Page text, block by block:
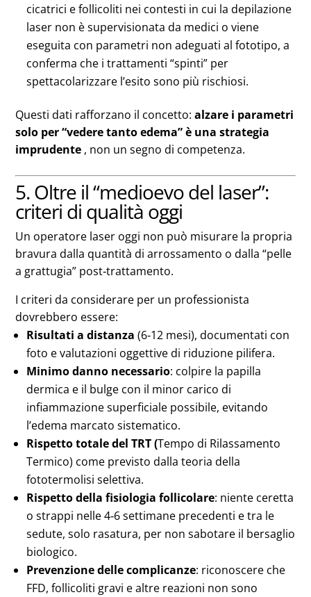
cicatrici e follicoliti nei contesti in cui la depilazione
laser non è supervisionata da medici o viene
eseguita con parametri non adeguati al fototipo, a
conferma che i trattamenti “spinti” per
spettacolarizzare l’esito sono più rischiosi.
Questi dati rafforzano il concetto:alzare i parametri
solo per “vedere tanto edema” è una strategia
imprudente , non un segno di competenza.
5. Oltre il “medioevo del laser”:
criteri di qualità oggi
Un operatore laser oggi non può misurare la propria
bravura dalla quantità di arrossamento o dalla “pelle
a grattugia” post‑trattamento.
I criteri da considerare per un professionista
dovrebbero essere:
Risultati a distanza (6‑12 mesi), documentati con
foto e valutazioni oggettive di riduzione pilifera.
Minimo danno necessario: colpire la papilla
dermica e il bulge con il minor carico di
infiammazione superficiale possibile, evitando
l’edema marcato sistematico.
Rispetto totale del TRT (Tempo di Rilassamento
Termico) come previsto dalla teoria della
fototermolisi selettiva.
Rispetto della fisiologia follicolare: niente ceretta
o strappi nelle 4‑6 settimane precedenti e tra le
sedute, solo rasatura, per non sabotare il bersaglio
biologico.
Prevenzione delle complicanze: riconoscere che
FFD, follicoliti gravi e altre reazioni non sono